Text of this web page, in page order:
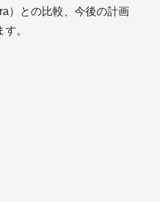
）との比較、今後の計画
。